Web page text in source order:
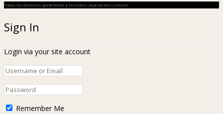
Todos los derechos pertenecen a Hislibris Asociación cultural
Sign In
Login via your site account
Remember Me